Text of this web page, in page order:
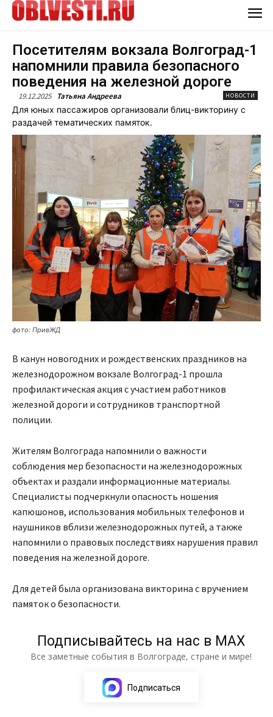
Посетителям вокзала Волгоград-1
напомнили правила безопасного
поведения на железной дороге
19.12.2025 Татьяна Андреева НОВОСТИ
Для юных пассажиров организовали блиц-викторину с
раздачей тематических памяток.
фото: ПривЖД
В канун новогодних и рождественских праздников на
железнодорожном вокзале Волгоград-1 прошла
профилактическая акция с участием работников
железной дороги и сотрудников транспортной
полиции.
Жителям Волгограда напомнили о важности
соблюдения мер безопасности на железнодорожных
объектах и раздали информационные материалы.
Специалисты подчеркнули опасность ношения
капюшонов, использования мобильных телефонов и
наушников вблизи железнодорожных путей, а также
напомнили о правовых последствиях нарушения правил
поведения на железной дороге.
Для детей была организована викторина с вручением
памяток о безопасности.
Подписывайтесь на нас в МАХ
Все заметные события в Волгограде, стране и мире!
Подписаться